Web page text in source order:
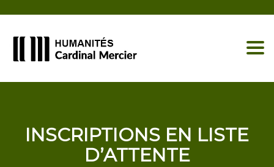
INSCRIPTIONS EN LISTE
D’ATTENTE